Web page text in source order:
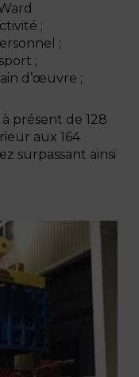
;
;
;
d’œuvre ;
présent de 128
aux 164
surpassant ainsi